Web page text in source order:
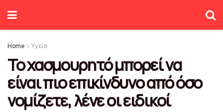
Home Υγεία
Το χασμουρητό μπορεί να
είναι πιο επικίνδυνο από όσο
νομίζετε, λένε οι ειδικοί